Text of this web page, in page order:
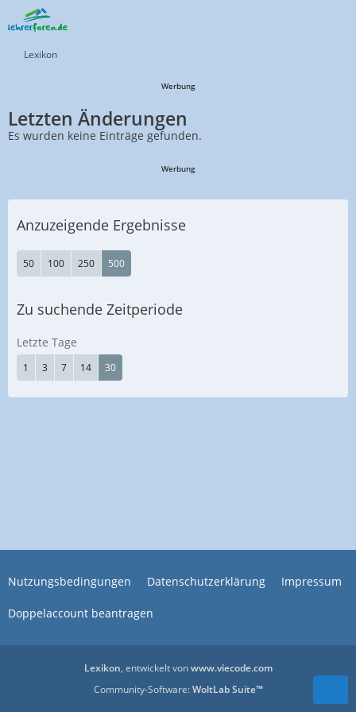
Lexikon
Werbung
Letzten Änderungen
Es wurden keine Einträge gefunden.
Werbung
Anzuzeigende Ergebnisse
50 100 250 500
Zu suchende Zeitperiode
Letzte Tage
1 3 7 14 30
Nutzungsbedingungen Datenschutzerklärung Impressum
Doppelaccount beantragen
Lexikon, entwickelt vonwww.viecode.com
Community-Software:WoltLab Suite™